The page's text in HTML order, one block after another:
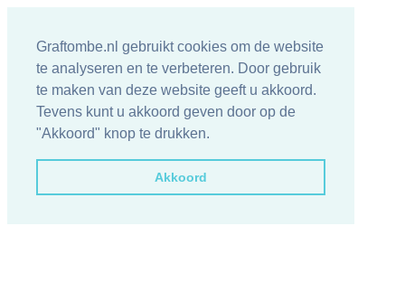
Graftombe.nl gebruikt cookies om de website
te analyseren en te verbeteren. Door gebruik
te maken van deze website geeft u akkoord.
Tevens kunt u akkoord geven door op de
"Akkoord" knop te drukken.
Akkoord